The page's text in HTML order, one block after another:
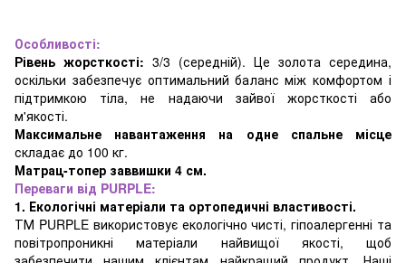
Особливості:
Рівень жорсткості: 3/3 (середній). Це золота середина,
оскільки забезпечує оптимальний баланс між комфортом і
підтримкою тіла, не надаючи зайвої жорсткості або
м'якості.
Максимальне навантаження на одне спальне місце
складає до 100 кг.
Матрац-топер заввишки 4 см.
Переваги від PURPLE:
1. Екологічні матеріали та ортопедичні властивості.
ТМ PURPLE використовує екологічно чисті, гіпоалергенні та
повітропроникні матеріали найвищої якості, щоб